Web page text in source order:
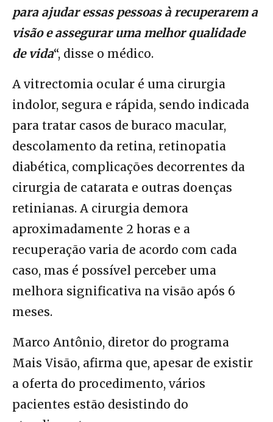
para ajudar essas pessoas à recuperarem a
visão e assegurar uma melhor qualidade
de vida“, disse o médico.
A vitrectomia ocular é uma cirurgia
indolor, segura e rápida, sendo indicada
para tratar casos de buraco macular,
descolamento da retina, retinopatia
diabética, complicações decorrentes da
cirurgia de catarata e outras doenças
retinianas. A cirurgia demora
aproximadamente 2 horas e a
recuperação varia de acordo com cada
caso, mas é possível perceber uma
melhora significativa na visão após 6
meses.
Marco Antônio, diretor do programa
Mais Visão, afirma que, apesar de existir
a oferta do procedimento, vários
pacientes estão desistindo do